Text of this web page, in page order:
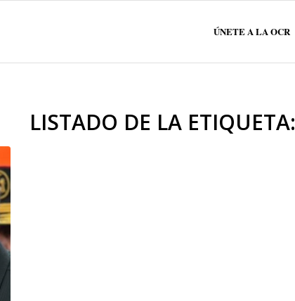
ÚNETE A LA OCR
LISTADO DE LA ETIQUETA: